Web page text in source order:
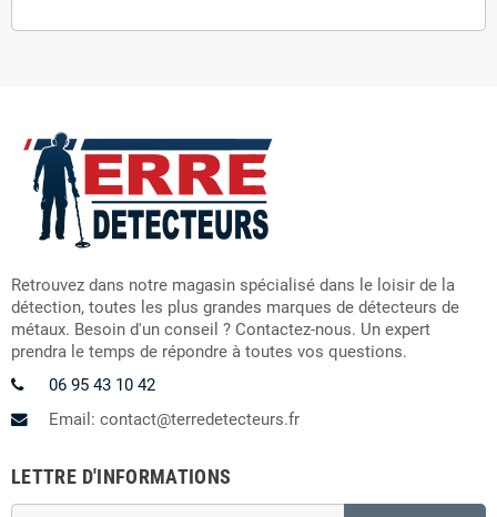
Retrouvez dans notre magasin spécialisé dans le loisir de la
détection, toutes les plus grandes marques de détecteurs de
métaux. Besoin d'un conseil ? Contactez-nous. Un expert
prendra le temps de répondre à toutes vos questions.
06 95 43 10 42
Email: contact@terredetecteurs.fr
LETTRE D'INFORMATIONS